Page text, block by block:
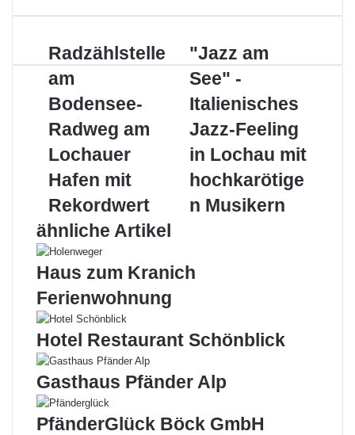
E-
Radzählstelle
am
Bodensee-
Radweg
Lochauer
Hafen
mit
Rekordwert
Radzählstelle
am
Bodensee-
Radweg am
Lochauer
Hafen mit
Rekordwert
"Jazz
am
See"
-
Jazz-
Feeling
in
Lochau
hochkarötigen
"Jazz am
See" -
Italienisches
Jazz-Feeling
in Lochau mit
hochkarötige
n Musikern
ähnliche Artikel
Haus zum Kranich
Ferienwohnung
Hotel Restaurant Schönblick
Gasthaus Pfänder Alp
PfänderGlück Böck GmbH